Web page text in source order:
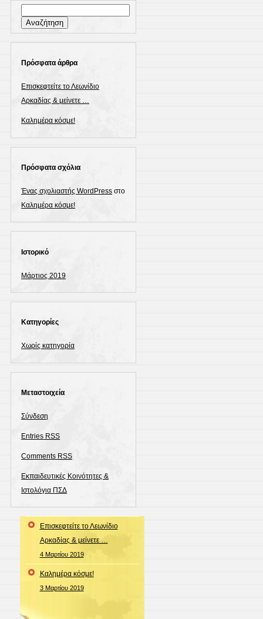
για:
Πρόσφατα άρθρα
Επισκεφτείτε το Λεωνίδιο
Αρκαδίας & μείνετε …
Καλημέρα κόσμε!
Πρόσφατα σχόλια
Ένας σχολιαστής WordPress στο
Καλημέρα κόσμε!
Ιστορικό
Μάρτιος 2019
Kατηγορίες
Χωρίς κατηγορία
Μεταστοιχεία
Σύνδεση
Entries RSS
Comments RSS
Εκπαιδευτικές Κοινότητες &
Ιστολόγια ΠΣΔ
Επισκεφτείτε το Λεωνίδιο
Αρκαδίας & μείνετε …
4 Μαρτίου 2019
Καλημέρα κόσμε!
3 Μαρτίου 2019